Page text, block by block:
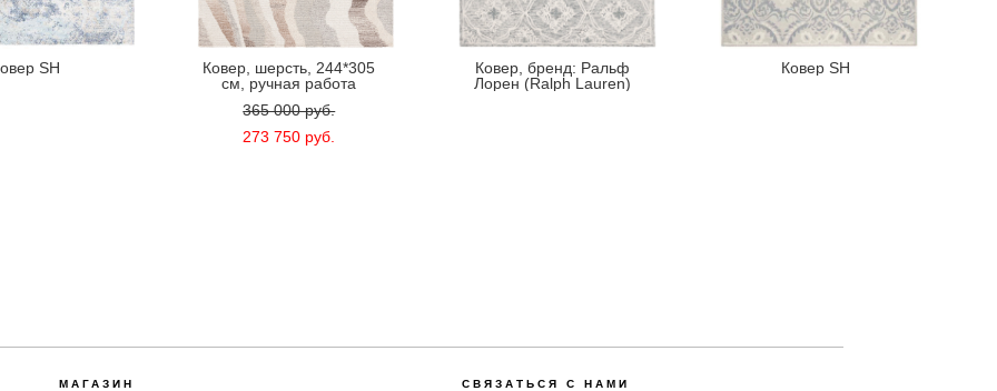
SH
Ковер, шерсть, 244*305
см, ручная работа
365 000 pуб.
273 750 pуб.
Ковер, бренд: Ральф
Лорен (Ralph Lauren)
Ковер SH
МАГАЗИН СВЯЗАТЬСЯ С НАМИ